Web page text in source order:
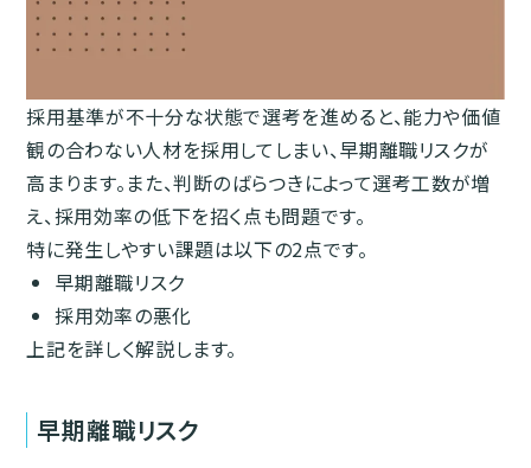
採用基準が不十分な状態で選考を進めると、能力や価値
観の合わない人材を採用してしまい、早期離職リスクが
高まります。また、判断のばらつきによって選考工数が増
え、採用効率の低下を招く点も問題です。
特に発生しやすい課題は以下の2点です。
早期離職リスク
採用効率の悪化
上記を詳しく解説します。
早期離職リスク